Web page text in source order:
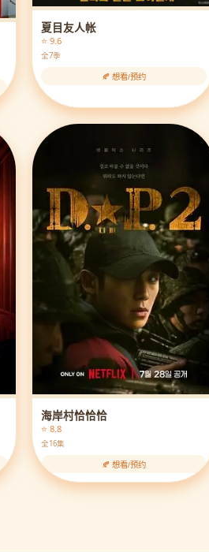
夏目友人帐
⭐ 9.6
全7季
🍂 想看/预约
海岸村恰恰恰
⭐ 8.8
全16集
🍂 想看/预约